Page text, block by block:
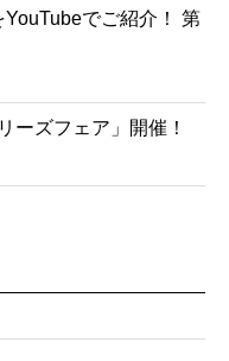
でご紹介！ 第
ーズフェア」開催！